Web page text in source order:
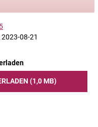
08-21
(1,0 MB)